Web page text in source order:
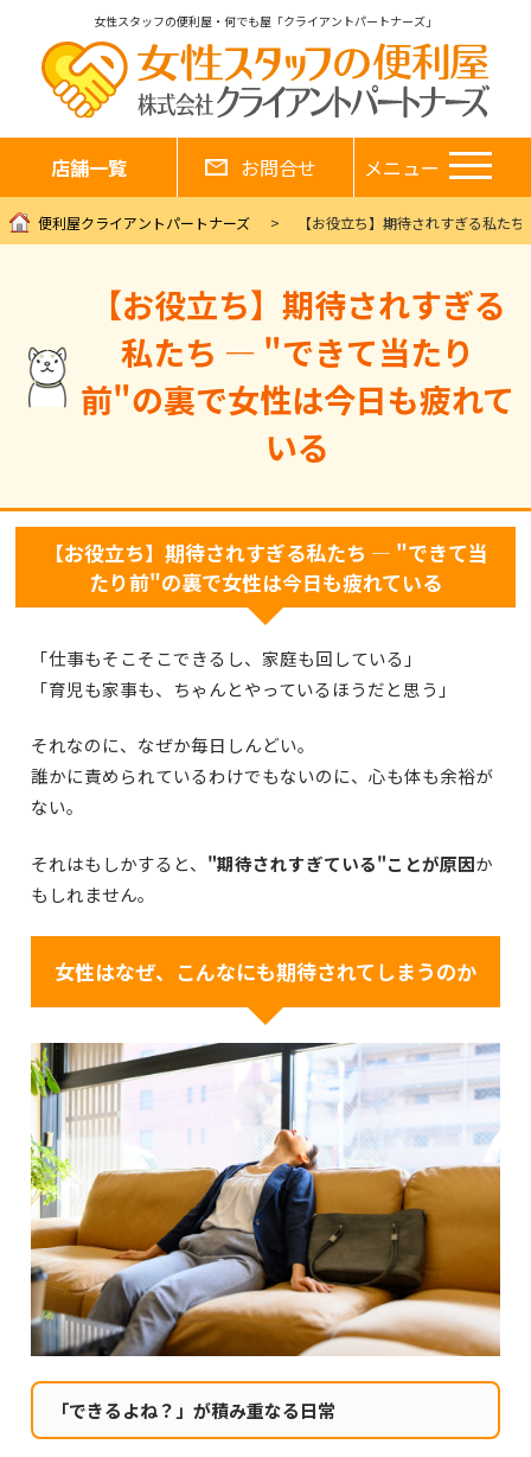
女性スタッフの便利屋・何でも屋「クライアントパートナーズ」
店舗一覧 お問合せ メニュー
便利屋クライアントパートナーズ 【お役立ち】期待されすぎる私た
【お役立ち】期待されすぎる
私たち ― "できて当たり
前"の裏で女性は今日も疲れて
いる
【お役立ち】期待されすぎる私たち ― "できて当
たり前"の裏で女性は今日も疲れている
「仕事もそこそこできるし、家庭も回している」
「育児も家事も、ちゃんとやっているほうだと思う」
それなのに、なぜか毎日しんどい。
誰かに責められているわけでもないのに、心も体も余裕が
ない。
それはもしかすると、 "期待されすぎている"ことが原因か
もしれません。
女性はなぜ、こんなにも期待されてしまうのか
「できるよね？」が積み重なる日常